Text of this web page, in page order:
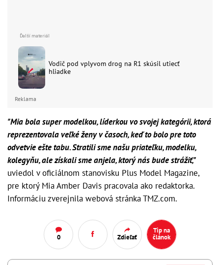
Vodič pod vplyvom drog na R1 skúsil utiecť
hliadke
Reklama
"Mia bola super modelkou, líderkou vo svojej kategórii, ktorá
reprezentovala veľké ženy v časoch, keď to bolo pre toto
odvetvie ešte tabu. Stratili sme našu priateľku, modelku,
kolegyňu, ale získali sme anjela, ktorý nás bude strážiť,"
uviedol v oficiálnom stanovisku Plus Model Magazine,
pre ktorý Mia Amber Davis pracovala ako redaktorka.
Informáciu zverejnila webová stránka TMZ.com.
0 Zdieľať
Tip na
článok